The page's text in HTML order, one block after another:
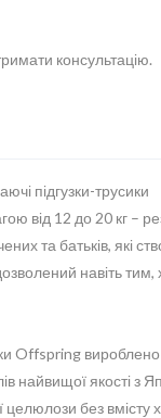
консультацію.
підгузки-трусики
від 12 до 20 кг –
та батьків, які
навіть тим,
Offspring вироблено
найвищої якості з
без вмісту